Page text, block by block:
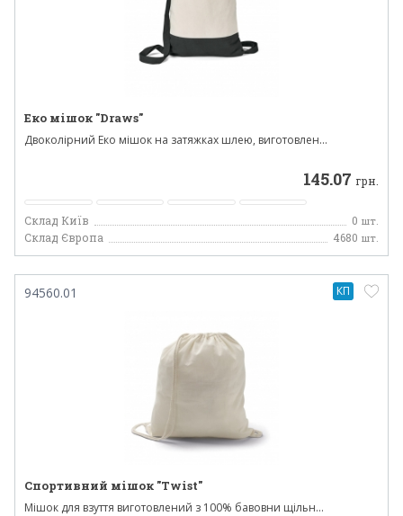
Еко мішок "Draws"
Двоколірний Еко мішок на затяжках шлею, виготовлен...
145.07 грн.
Склад Київ 0 шт.
Склад Європа 4680 шт.
94560.01
Спортивний мішок "Twist"
Мішок для взуття виготовлений з 100% бавовни щільн...
КП